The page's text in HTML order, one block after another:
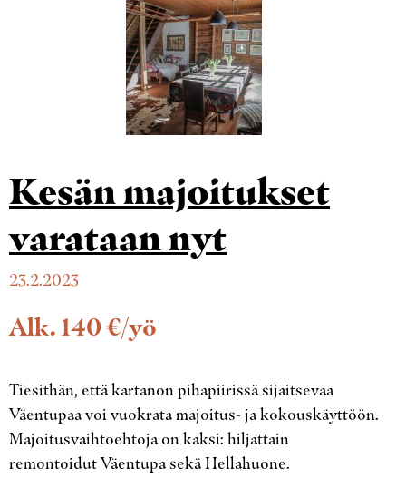
Kesän majoitukset
varataan nyt
23.2.2023
Alk. 140 €/yö
Tiesithän, että kartanon pihapiirissä sijaitsevaa
Väentupaa voi vuokrata majoitus- ja kokouskäyttöön.
Majoitusvaihtoehtoja on kaksi: hiljattain
remontoidut Väentupa sekä Hellahuone.